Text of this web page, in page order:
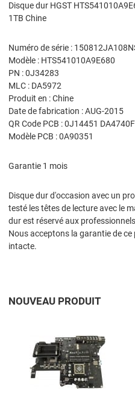
Disque dur HGST
1TB Chine
Numéro de série :
Modèle : HTS541010A9E680
PN : 0J34283
MLC : DA5972
Produit en : Chine
Date de fabrication : AUG-2015
QR Code PCB : 0J14451 DA4740F
Modèle PCB : 0A90351
Garantie 1 mois
Disque dur d'occasion avec un
testé les têtes de lecture avec le
dur est réservé aux
Nous acceptons la garantie de
intacte.
NOUVEAU PRODUIT